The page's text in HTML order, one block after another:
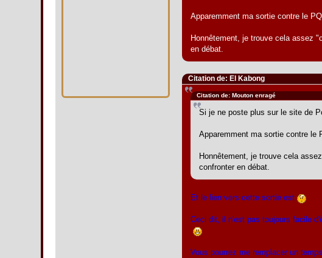
Apparemment ma sortie contre le
Honnêtement, je trouve cela assez
en débat.
Citation de: El Kabong
Citation de: Mouton enragé
Si je ne poste plus sur le site de
Apparemment ma sortie contre le
Honnêtement, je trouve cela
confronter en débat.
Et le lien vers cette sortie est
Ceci dit, il n'est pas toujours facile
Vous pourrez me remplacer un